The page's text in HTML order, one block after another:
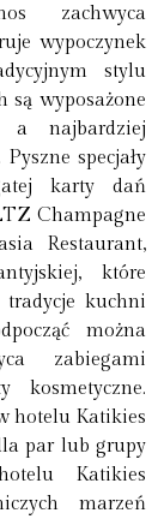
zachwyca
wypoczynek
stylu
wyposażone
najbardziej
specjały
karty dań
Champagne
Restaurant,
które
tradycje kuchni
można
zabiegami
kosmetyczne.
hotelu Katikies
par lub grupy
Katikies
marzeń